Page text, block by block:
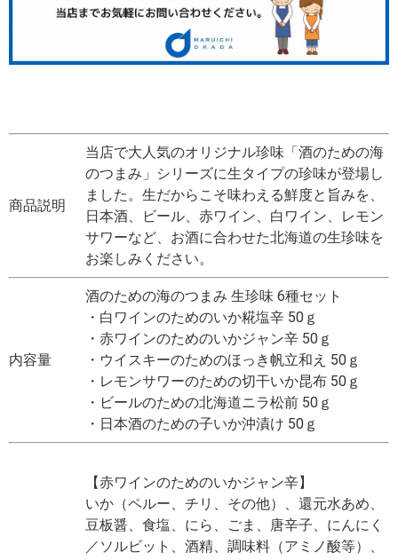
商品説明
当店で大人気のオリジナル珍味「酒のための海
のつまみ」シリーズに生タイプの珍味が登場し
ました。生だからこそ味わえる鮮度と旨みを、
日本酒、ビール、赤ワイン、白ワイン、レモン
サワーなど、お酒に合わせた北海道の生珍味を
お楽しみください。
内容量
酒のための海のつまみ 生珍味 6種セット
・白ワインのためのいか糀塩辛 50ｇ
・赤ワインのためのいかジャン辛 50ｇ
・ウイスキーのためのほっき帆立和え 50ｇ
・レモンサワーのための切干いか昆布 50ｇ
・ビールのための北海道ニラ松前 50ｇ
・日本酒のための子いか沖漬け 50ｇ
【赤ワインのためのいかジャン辛】
いか（ペルー、チリ、その他）、還元水あめ、
豆板醤、食塩、にら、ごま、唐辛子、にんにく
／ソルビット、酒精、調味料（アミノ酸等）、